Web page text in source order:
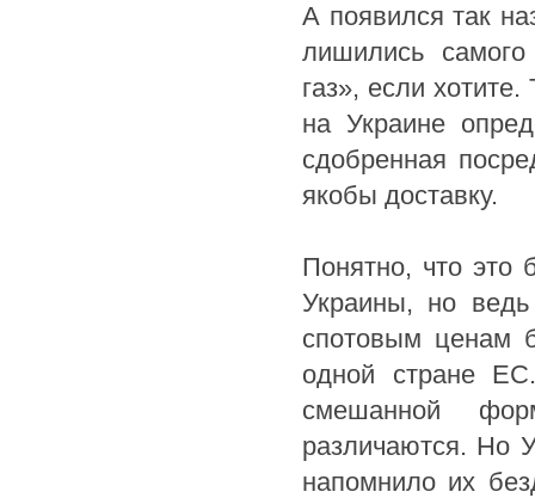
А появился так
лишились самого
газ», если
на Украине
сдобренная
якобы доставку.
Понятно, что это
Украины, но
спотовым ценам
одной стране
смешанной
различаются. Но
напомнило их